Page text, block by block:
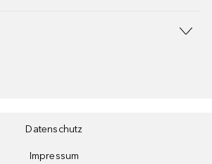
Datenschutz
Impressum